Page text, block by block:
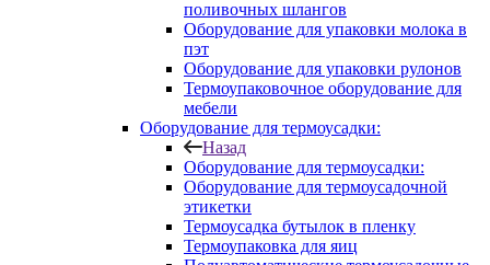
поливочных шлангов
Оборудование для упаковки молока в
пэт
Оборудование для упаковки рулонов
Термоупаковочное оборудование для
мебели
Оборудование для термоусадки:
Назад
Оборудование для термоусадки:
Оборудование для термоусадочной
этикетки
Термоусадка бутылок в пленку
Термоупаковка для яиц